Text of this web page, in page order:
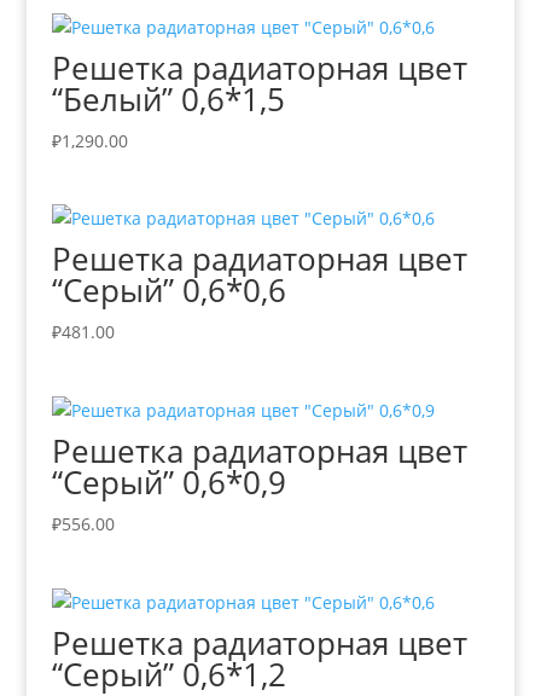
Решетка радиаторная цвет
“Белый” 0,6*1,5
₽1,290.00
Решетка радиаторная цвет
“Серый” 0,6*0,6
₽481.00
Решетка радиаторная цвет
“Серый” 0,6*0,9
₽556.00
Решетка радиаторная цвет
“Серый” 0,6*1,2